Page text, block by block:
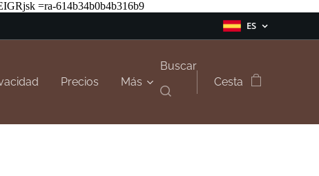
=ra-614b34b0b4b316b9
ES
Precios Más
Buscar
Cesta